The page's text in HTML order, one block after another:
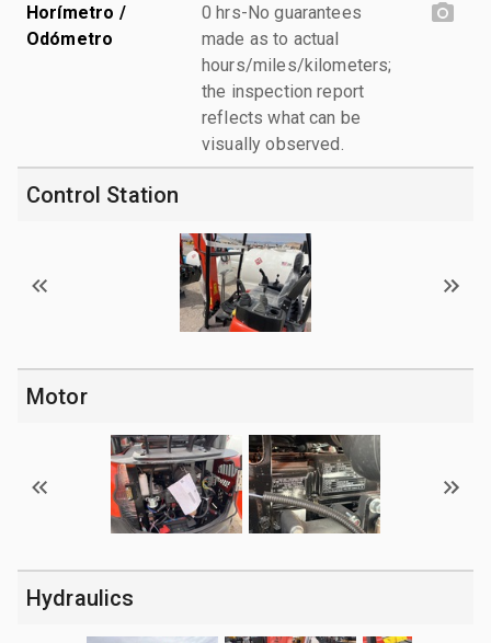
Horímetro /
Odómetro
0 hrs-No guarantees
made as to actual
hours/miles/kilometers;
the inspection report
reflects what can be
visually observed.
Control Station
Motor
Hydraulics